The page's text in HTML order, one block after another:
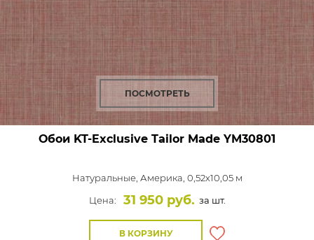
ПОСМОТРЕТЬ
Обои KT-Exclusive Tailor Made YM30801
Натуральные, Америка, 0,52x10,05 м
Цена:
31 950 руб. за шт.
В КОРЗИНУ